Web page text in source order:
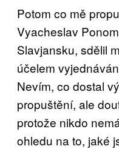
Potom co mě
Vyacheslav
Slavjansku, sdělil
účelem
Nevím, co dostal
propuštění, ale
protože nikdo
ohledu na to, jaké